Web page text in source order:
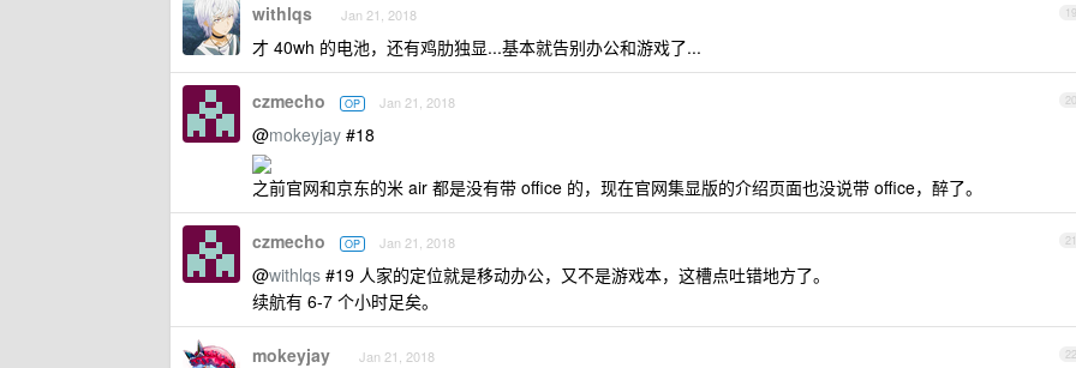
19
withlqs Jan 21, 2018
才 40wh 的电池，还有鸡肋独显...基本就告别办公和游戏了...
20
czmecho OP Jan 21, 2018
@mokeyjay #18
之前官网和京东的米 air 都是没有带 office 的，现在官网集显版的介绍页面也没说带 office，醉了。
21
czmecho OP Jan 21, 2018
@withlqs #19 人家的定位就是移动办公，又不是游戏本，这槽点吐错地方了。
续航有 6-7 个小时足矣。
22
mokeyjay Jan 21, 2018